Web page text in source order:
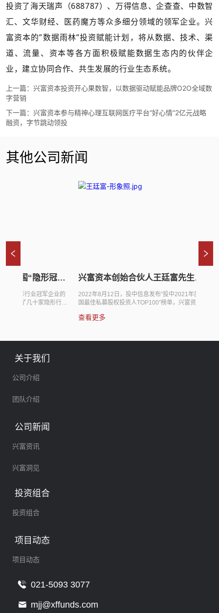
投资了海天瑞声（688787）、万得信息、企查查、中数智
汇、文华财经、医药魔方等众多细分领域的领军企业。兴
富资本的”数据雨林”投资赋能计划，将从数据、技术、渠
道、流量、资本等各方面积极赋能数据生态内的伙伴企
业，建立协同合作、共生发展的行业生态系统。
上一篇：兴富资本投资开心果数智，以数据驱动赋能品牌O2O全域数
字营销
下一篇：兴富资本参与精神心理互联网医疗平台“好心情”2亿元战略
融资，字节跳动领投
其他公司新闻
：聚焦
新型私募股
念，将股权
金融学
曾任兴业
兴富资本荣获恰佩克年度优秀投资
机构奖项
兴富资本近期荣获第十三届中国国际机器人高峰论
坛暨第九届恰佩克奖之年度“最佳”投资机构殊荣。
家、ROBOT一词的创造者卡雷尔·恰佩克（Karel
贝尔”。该奖项的设立，旨在对机器人行业中具有战
略远见的领导型企业做标杆定位，拉升产业品牌整
兴富资
权投资
佳中资
2023年5月
暨私募股权
关于我们
公司介绍
团队介绍
公司新闻
兴富资讯
兴富洞见
投资组合
投资组合
项目动态
项目动态
021-5093 3077
mjj@xffunds.com